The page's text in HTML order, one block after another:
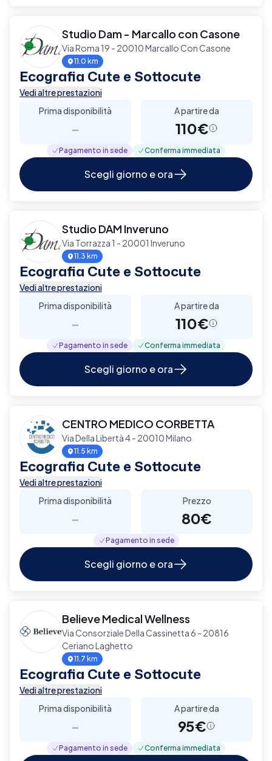
Studio Dam - Marcallo con Casone
Via Roma 19 - 20010 Marcallo Con Casone
11.0 km
Ecografia Cute e Sottocute
Vedi altre prestazioni
Prima disponibilità
-
A partire da
110€
Pagamento in sede Conferma immediata
Scegli giorno e ora
Studio DAM Inveruno
Via Torrazza 1 - 20001 Inveruno
11.3 km
Ecografia Cute e Sottocute
Vedi altre prestazioni
Prima disponibilità
-
A partire da
110€
Pagamento in sede Conferma immediata
Scegli giorno e ora
CENTRO MEDICO CORBETTA
Via Della Libertà 4 - 20010 Milano
11.5 km
Ecografia Cute e Sottocute
Vedi altre prestazioni
Prima disponibilità
-
Prezzo
80€
Pagamento in sede
Scegli giorno e ora
Believe Medical Wellness
Via Consorziale Della Cassinetta 6 - 20816
Ceriano Laghetto
11.7 km
Ecografia Cute e Sottocute
Vedi altre prestazioni
Prima disponibilità
-
A partire da
95€
Pagamento in sede Conferma immediata